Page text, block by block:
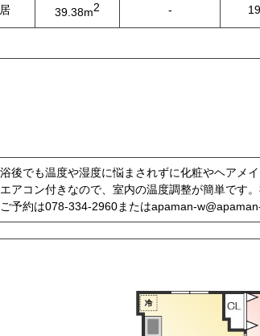
39.38m2
-
後でも温度や湿度に悩まされずに化粧やヘアメ
アコン付きなので、室内の温度調整が簡単です
予約は078-334-2960またはapaman-